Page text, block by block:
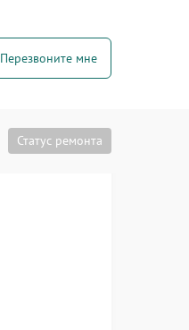
Перезвоните мне
Статус ремонта